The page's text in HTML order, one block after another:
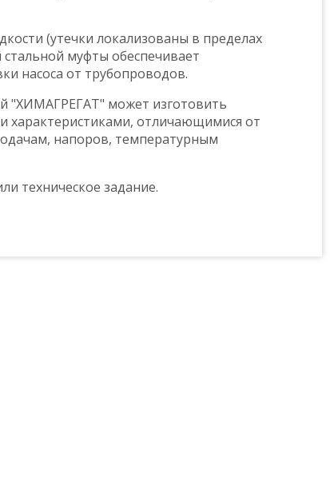
(утечки локализованы в пределах
муфты обеспечивает
насоса от трубопроводов.
"ХИМАГРЕГАТ" может изготовить
характеристиками, отличающимися от
напоров, температурным
техническое задание.